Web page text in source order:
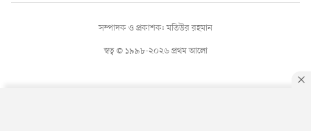
স্বত্ব © ১৯৯৮-২০২৬ প্রথম আলো
সম্পাদক ও প্রকাশক: মতিউর রহমান